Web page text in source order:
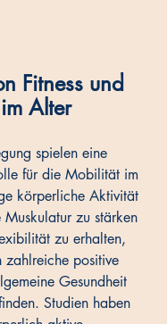
Fitness und
Alter
spielen eine
für die Mobilität im
körperliche Aktivität
zu stärken
zu erhalten,
zahlreiche positive
Gesundheit
Studien haben